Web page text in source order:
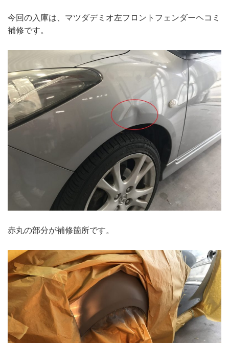
今回の入庫は、マツダデミオ左フロントフェンダーヘコミ
補修です。
赤丸の部分が補修箇所です。